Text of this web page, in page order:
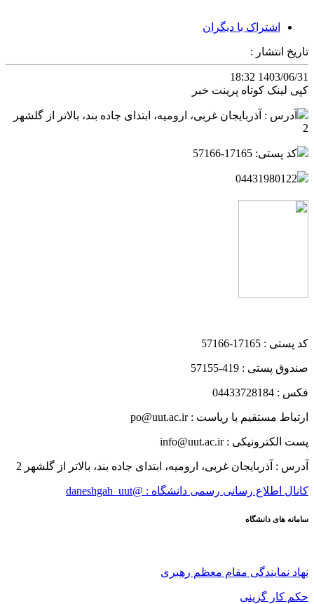
اشتراک با دیگران
تاریخ انتشار :
1403/06/31 18:32
کپی لینک کوتاه پرینت خبر
آدرس : آذربایجان غربی، ارومیه، ابتدای جاده بند، بالاتر از گلشهر
2
کد پستی: 17165-57166
04431980122
کد پستی : 17165-57166
صندوق پستی : 419-57155
فکس : 04433728184
ارتباط مستقیم با ریاست : po@uut.ac.ir
پست الکترونیکی : info@uut.ac.ir
آدرس : آذربایجان غربی، ارومیه، ابتدای جاده بند، بالاتر از گلشهر 2
کانال اطلاع رسانی رسمی دانشگاه : @daneshgah_uut
سامانه های دانشگاه
نهاد نمایندگی مقام معظم رهبری
حکم کار گزینی